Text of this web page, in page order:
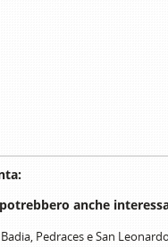
anche
Badia, Pedraces e San